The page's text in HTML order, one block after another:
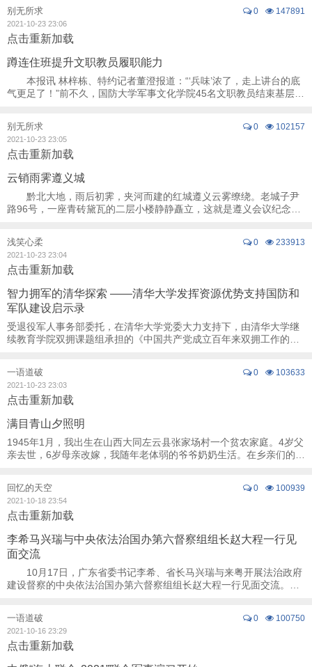
0 147891
别无所求
2021-10-23 23:06
点击重新加载
蹲连住班提升文职教员履职能力
本报讯 林梓栋、特约记者董澄报道：“‘兵味’浓了，走上讲台的底
气更足了！”前不久，国防大学军事文化学院45名文职教员结束基层当
0 102157
别无所求
2021-10-23 23:05
点击重新加载
云销雨霁遵义城
黔北大地，雨后初霁，夹河而建的红城遵义云雾缭绕。老城子尹
路96号，一座青砖黛瓦的二层小楼静静矗立，这就是遵义会议纪念
0 233913
浅笑心柔
2021-10-23 23:04
点击重新加载
智力拥军的清华探索 ——清华大学发挥资源优势支持国防和
军队建设启示录
受退役军人事务部委托，在清华大学党委大力支持下，由清华大学继
续教育学院双拥课题组承担的《中国共产党成立百年来双拥工作的历
0 103633
一语道破
2021-10-23 23:03
点击重新加载
满目青山夕照明
1945年1月，我出生在山西大同左云县张家场村一个贫农家庭。4岁父
亲去世，6岁母亲改嫁，我随年老体弱的爷爷奶奶生活。在乡亲们的帮
0 100939
回忆的天空
2021-10-18 23:54
点击重新加载
李希马兴瑞与中央依法治国办第六督察组组长赵大程一行见
面交流
10月17日，广东省委书记李希、省长马兴瑞与来粤开展法治政府
建设督察的中央依法治国办第六督察组组长赵大程一行见面交流。
0 100750
一语道破
2021-10-16 23:29
点击重新加载